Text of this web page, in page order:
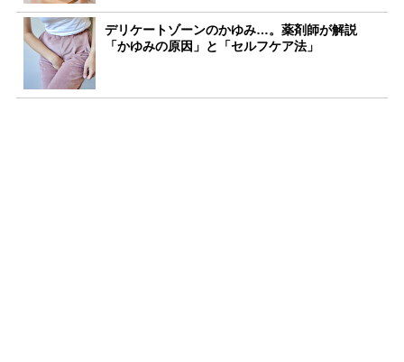
デリケートゾーンのかゆみ…。薬剤師が解説
「かゆみの原因」と「セルフケア法」